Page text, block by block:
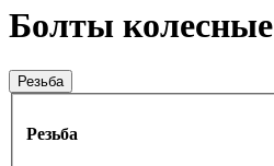
Болты колесные
Резьба
Резьба